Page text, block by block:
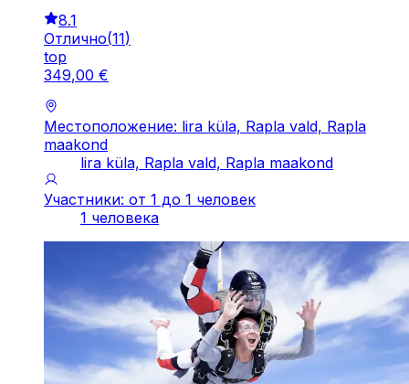
8.1
Отлично(11)
top
349,00 €
Местоположение: lira küla, Rapla vald, Rapla
maakond
lira küla, Rapla vald, Rapla maakond
Участники: от 1 до 1 человек
1 человека